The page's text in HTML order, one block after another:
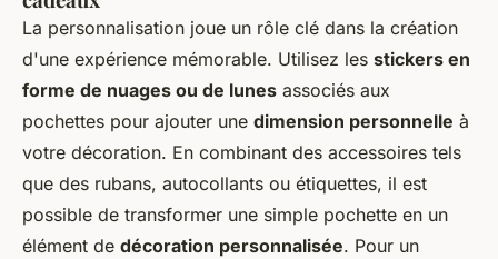
La personnalisation joue un rôle clé dans la création
d'une expérience mémorable. Utilisez les stickers en
forme de nuages ou de lunes associés aux
pochettes pour ajouter une dimension personnelle à
votre décoration. En combinant des accessoires tels
que des rubans, autocollants ou étiquettes, il est
possible de transformer une simple pochette en un
élément de décoration personnalisée. Pour un